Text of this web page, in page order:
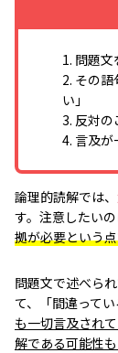
1. 問題
2. その
い」
3. 反対の
4. 言及が
論理的読解では、
す。注意したいの
拠が必要という
問題文で述べら
て、「間違って
も一切言及されて
解である可能性も